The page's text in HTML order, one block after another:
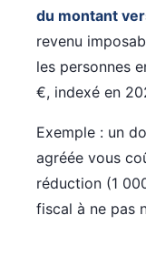
du montant
revenu
les personnes
€, indexé en
Exemple : un
agréée vous
réduction (1
fiscal à ne pas